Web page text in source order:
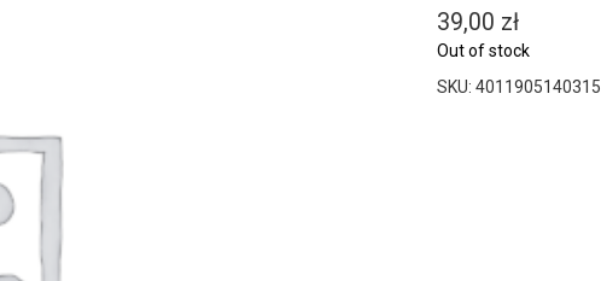
39,00 zł
Out of stock
SKU: 4011905140315